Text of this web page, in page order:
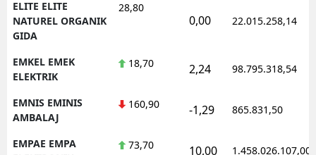
ELITE ELITE
NATUREL ORGANIK
GIDA
28,80
0,00 22.015.258,14
EMKEL EMEK
ELEKTRIK
18,70 2,24 98.795.318,54
EMNIS EMINIS
AMBALAJ
160,90 -1,29 865.831,50
EMPAE EMPA
73,70 10,00 1.458.026.107,00